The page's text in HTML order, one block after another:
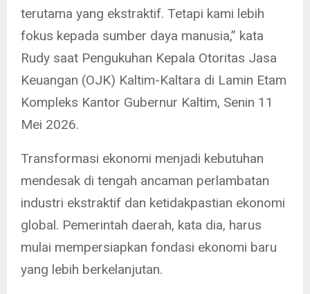
terutama yang ekstraktif. Tetapi kami lebih
fokus kepada sumber daya manusia,” kata
Rudy saat Pengukuhan Kepala Otoritas Jasa
Keuangan (OJK) Kaltim-Kaltara di Lamin Etam
Kompleks Kantor Gubernur Kaltim, Senin 11
Mei 2026.
Transformasi ekonomi menjadi kebutuhan
mendesak di tengah ancaman perlambatan
industri ekstraktif dan ketidakpastian ekonomi
global. Pemerintah daerah, kata dia, harus
mulai mempersiapkan fondasi ekonomi baru
yang lebih berkelanjutan.